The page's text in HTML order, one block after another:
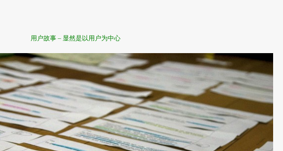
用户故事 – 显然是以用户为中心